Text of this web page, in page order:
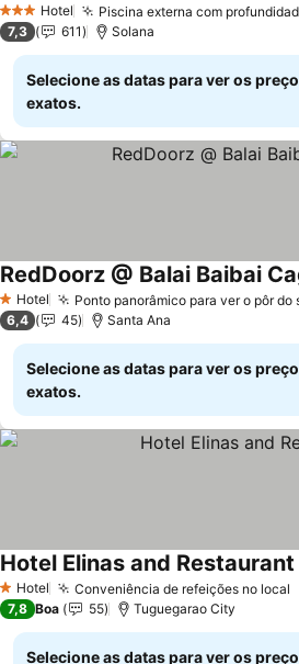
3 EstrelasHotel Piscina externa com
7,3 611 Solana
Selecione as datas para ver os
exatos.
1 Estrelas
Hotel Ponto panorâmico para ver o pôr do
RedDoorz @ Balai Baibai
6,4 45 Santa Ana
Selecione as datas para ver os
exatos.
1 Estrelas
Hotel Conveniência de refeições no local
Hotel Elinas and Restaurant
7,8 Boa 55 Tuguegarao City
Selecione as datas para ver os